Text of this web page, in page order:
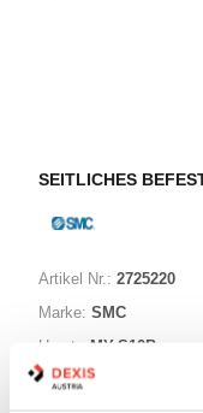
SEITLICHES
Artikel Nr.: 2725220
Marke: SMC
Herst.:
MY-S10B
Bezeichnung: